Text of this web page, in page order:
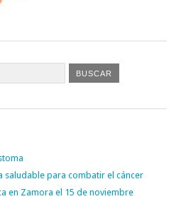
saludable para combatir el cáncer
en Zamora el 15 de noviembre